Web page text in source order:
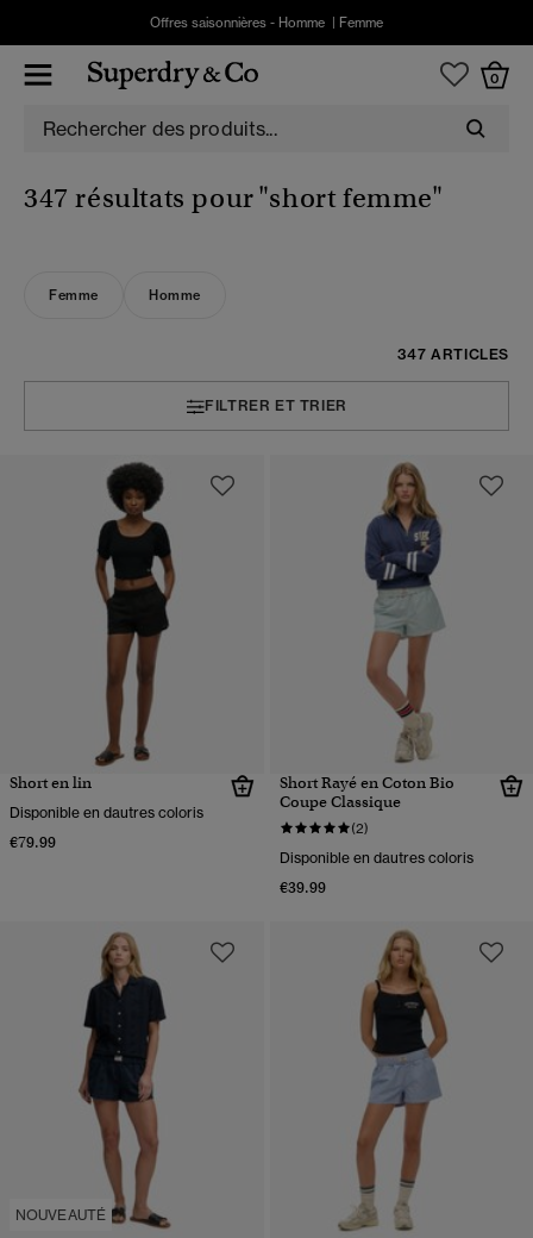
Offres saisonnières - Homme Femme
0
347 résultats pour"short femme"
Femme Homme
347 ARTICLES
FILTRER ET TRIER
Short en lin
Disponible en dautres coloris
€79.99
Short Rayé en Coton Bio
Coupe Classique
(2)
Disponible en dautres coloris
€39.99
NOUVEAUTÉ